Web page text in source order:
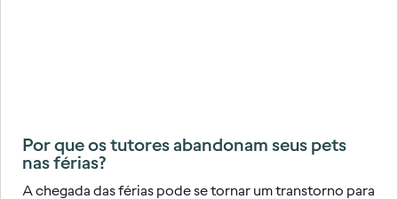
Por que os tutores abandonam seus pets
nas férias?
A chegada das férias pode se tornar um transtorno para